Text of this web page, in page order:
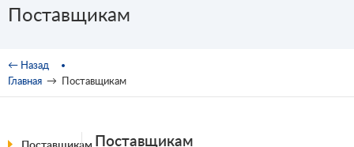
Поставщикам
Вы здесь
← Назад
Главная → Поставщикам
Поставщикам Поставщикам